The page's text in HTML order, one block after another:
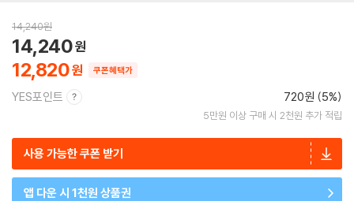
14,240원
12,820
14,240
쿠폰혜택가
YES포인트 720원 (5%)
5만원 이상 구매 시 2천원 추가 적립
사용 가능한 쿠폰 받기
앱 다운 시 1천원 상품권